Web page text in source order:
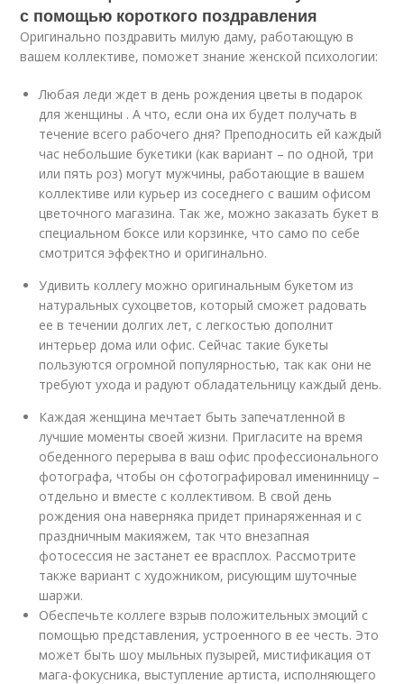
с помощью короткого поздравления
Оригинально поздравить милую даму, работающую в
вашем коллективе, поможет знание женской психологии:
Любая леди ждет в день рождения цветы в подарок
для женщины . А что, если она их будет получать в
течение всего рабочего дня? Преподносить ей каждый
час небольшие букетики (как вариант – по одной, три
или пять роз) могут мужчины, работающие в вашем
коллективе или курьер из соседнего с вашим офисом
цветочного магазина. Так же, можно заказать букет в
специальном боксе или корзинке, что само по себе
смотрится эффектно и оригинально.
Удивить коллегу можно оригинальным букетом из
натуральных сухоцветов, который сможет радовать
ее в течении долгих лет, с легкостью дополнит
интерьер дома или офис. Сейчас такие букеты
пользуются огромной популярностью, так как они не
требуют ухода и радуют обладательницу каждый день.
Каждая женщина мечтает быть запечатленной в
лучшие моменты своей жизни. Пригласите на время
обеденного перерыва в ваш офис профессионального
фотографа, чтобы он сфотографировал именинницу –
отдельно и вместе с коллективом. В свой день
рождения она наверняка придет принаряженная и с
праздничным макияжем, так что внезапная
фотосессия не застанет ее врасплох. Рассмотрите
также вариант с художником, рисующим шуточные
шаржи.
Обеспечьте коллеге взрыв положительных эмоций с
помощью представления, устроенного в ее честь. Это
может быть шоу мыльных пузырей, мистификация от
мага-фокусника, выступление артиста, исполняющего